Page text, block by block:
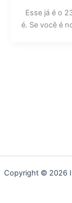
Esse já é o
é. Se você é
Copyright © 2026